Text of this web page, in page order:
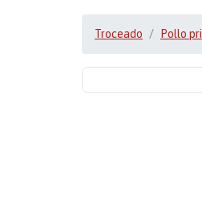
Troceado Pollo